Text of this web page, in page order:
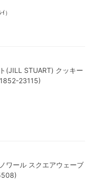
）
(JILL STUART) クッキー
23115)
ワール スクエアウェーブ